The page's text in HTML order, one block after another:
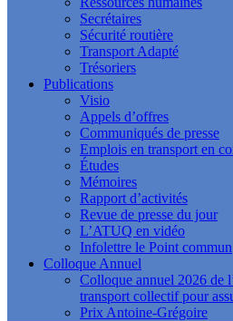
Secrétaires
Sécurité routière
Transport Adapté
Trésoriers
Publications
Visio
Appels d’offres
Communiqués de presse
Emplois en transport en
Études
Mémoires
Rapport d’activités
Revue de presse du jour
L’ATUQ en vidéo
Infolettre le Point commun
Colloque Annuel
Colloque annuel 2026 de
transport collectif pour
Prix Antoine-Grégoire